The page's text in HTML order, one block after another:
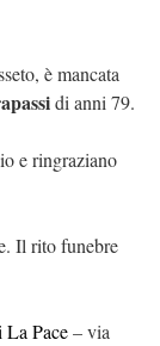
è mancata
di anni 79.
e ringraziano
Il rito funebre
La Pace– via